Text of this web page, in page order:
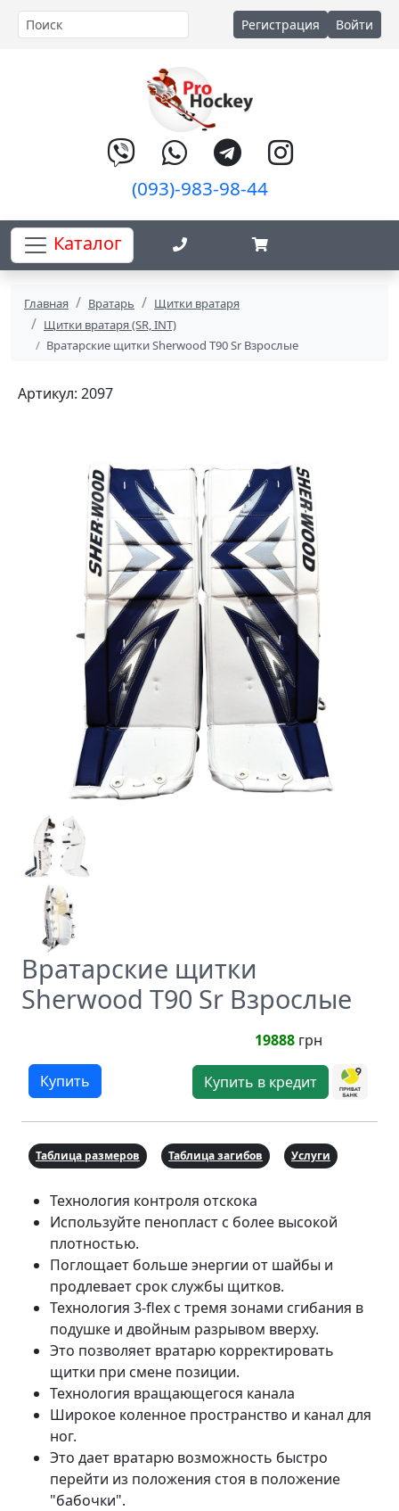
Регистрация Войти
(093)-983-98-44
Каталог
Главная Вратарь
Щитки вратаря
Щитки вратаря (SR, INT)
Вратарские щитки Sherwood T90 Sr Взрослые
Артикул: 2097
Вратарские щитки
Sherwood T90 Sr Взрослые
19888 грн
Купить Купить в кредит
Таблица размеров Таблица загибов Услуги
Технология контроля отскока
Используйте пенопласт с более высокой
плотностью.
Поглощает больше энергии от шайбы и
продлевает срок службы щитков.
Технология 3-flex с тремя зонами сгибания в
подушке и двойным разрывом вверху.
Это позволяет вратарю корректировать
щитки при смене позиции.
Технология вращающегося канала
Широкое коленное пространство и канал для
ног.
Это дает вратарю возможность быстро
перейти из положения стоя в положение
"бабочки".